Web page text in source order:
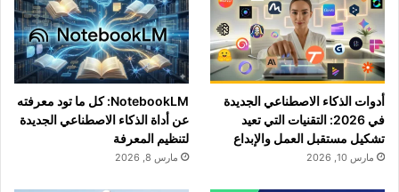
أدوات الذكاء الاصطناعي الجديدة
في 2026: التقنيات التي تعيد
تشكيل مستقبل العمل والإبداع
مارس 10, 2026
NotebookLM: كل ما تود معرفته
عن أداة الذكاء الاصطناعي الجديدة
لتنظيم المعرفة
مارس 8, 2026